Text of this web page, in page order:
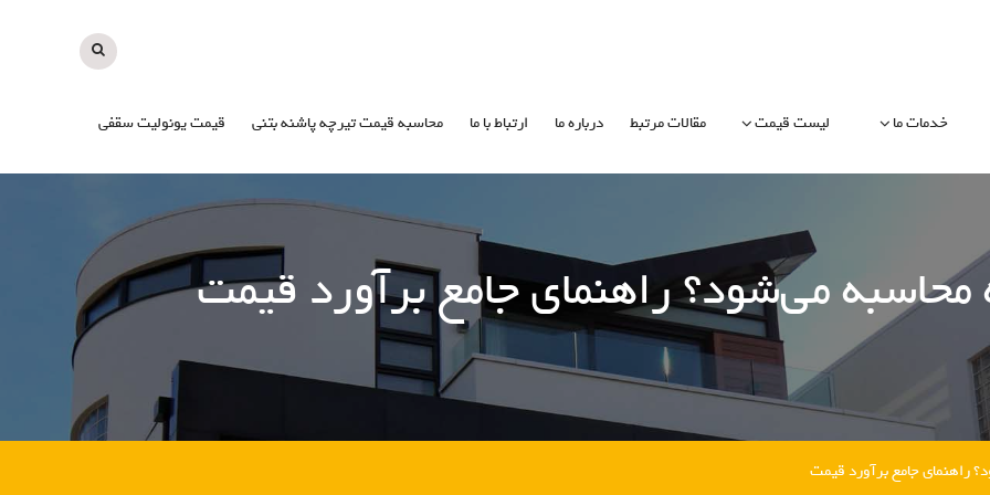
خدمات ما لیست قیمت مقالات مرتبط درباره ما ارتباط با ما محاسبه قیمت تیرچه پاشنه بتنی قیمت یونولیت سقفی
محاسبه می‌شود؟ راهنمای جامع برآورد قیمت
راهنمای جامع برآورد قیمت